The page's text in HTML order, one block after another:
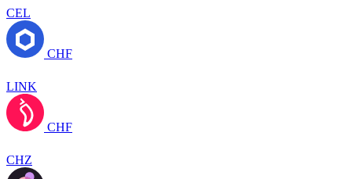
CEL
CHF
LINK
CHF
CHZ